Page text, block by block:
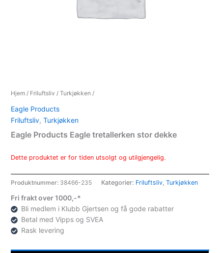
Hjem / Friluftsliv /Turkjøkken /
Eagle Products
Friluftsliv,Turkjøkken
Eagle Products Eagle tretallerken stor dekke
Dette produktet er for tiden utsolgt og utilgjengelig.
Produktnummer: 38466-235 Kategorier: Friluftsliv ,Turkjøkken
Fri frakt over 1000,-*
Bli medlem i Klubb Gjertsen og få gode rabatter
Betal med Vipps og SVEA
Rask levering